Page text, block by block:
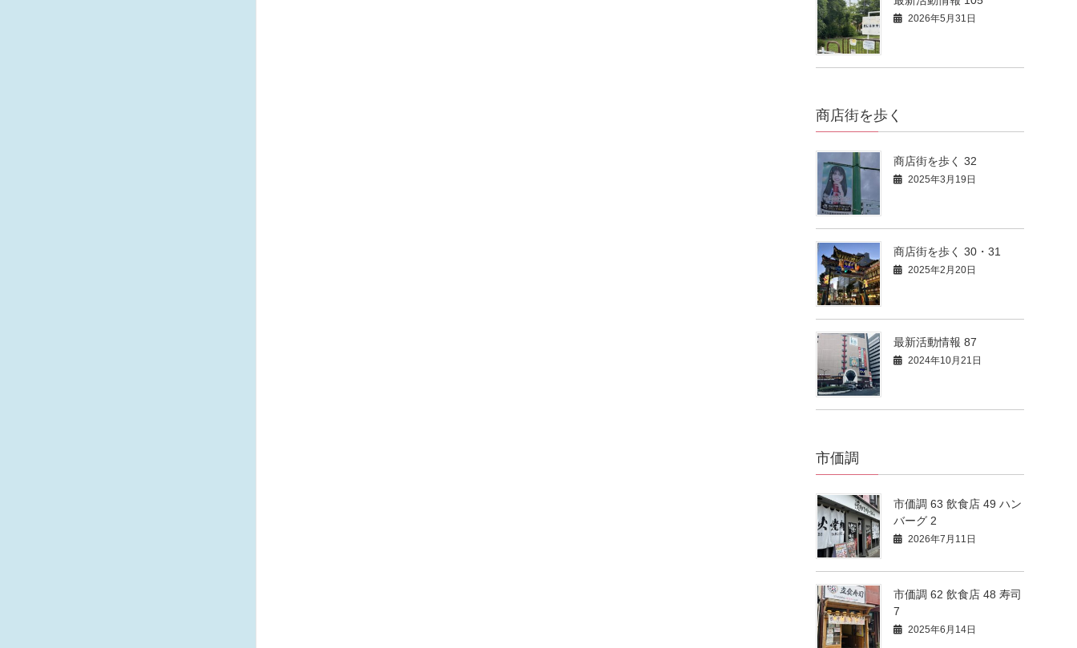
2026年5月31日
商店街を歩く
商店街を歩く 32
2025年3月19日
商店街を歩く 30・31
2025年2月20日
最新活動情報 87
2024年10月21日
市価調
市価調 63 飲食店 49 ハン
バーグ 2
2026年7月11日
市価調 62 飲食店 48 寿司
7
2025年6月14日